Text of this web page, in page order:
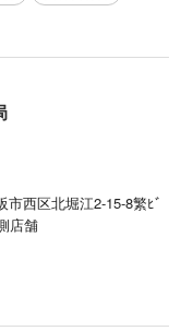
市西区北堀江2-15-8繁ﾋﾞ
店舗